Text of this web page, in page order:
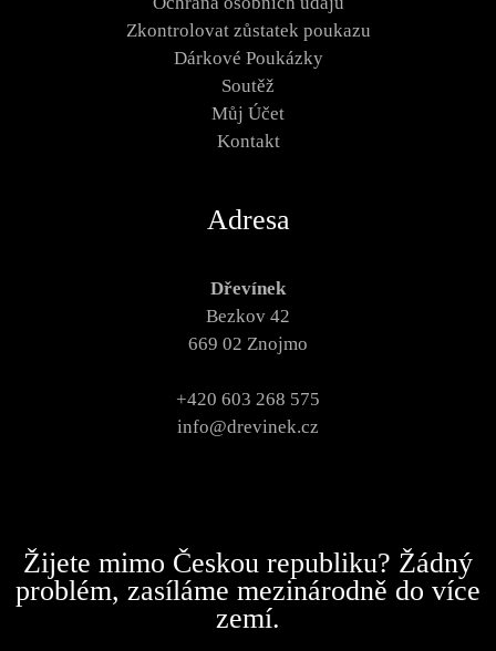
Zkontrolovat zůstatek poukazu
Dárkové Poukázky
Soutěž
Můj Účet
Kontakt
Adresa
Dřevínek
Bezkov 42
669 02 Znojmo
+420 603 268 575
info@drevinek.cz
Žijete mimo Českou republiku? Žádný
problém, zasíláme mezinárodně do více
zemí.